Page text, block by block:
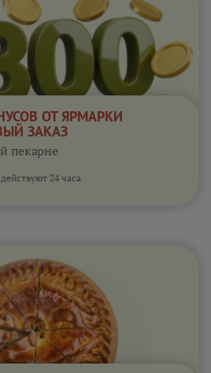
ОТ ЯРМАРКИ
ЗАКАЗ
пекарне
действуют 24 часа